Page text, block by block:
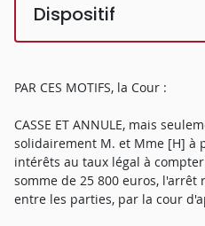
Dispositif
PAR CES MOTIFS, la Cour :
CASSE ET ANNULE, mais
solidairement M. et Mme [H] à
intérêts au taux légal à
somme de 25 800 euros, l'arrêt
entre les parties, par la cour